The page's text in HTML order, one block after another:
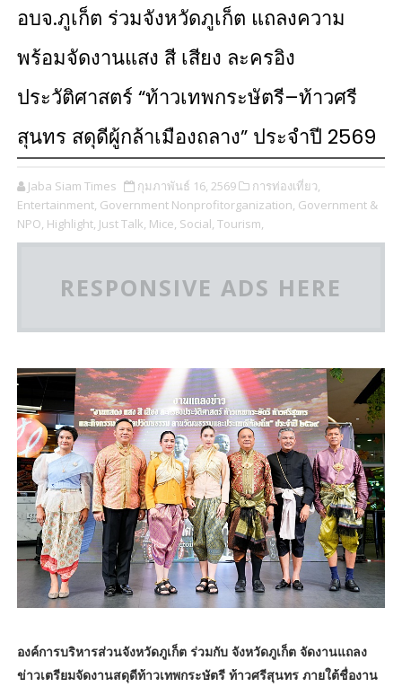
อบจ.ภูเก็ต ร่วมจังหวัดภูเก็ต แถลงความ
พร้อมจัดงานแสง สี เสียง ละครอิง
ประวัติศาสตร์ “ท้าวเทพกระษัตรี–ท้าวศรี
สุนทร สดุดีผู้กล้าเมืองถลาง” ประจำปี 2569
Jaba Siam Times กุมภาพันธ์ 16, 2569
การท่องเที่ยว,
Entertainment, Government Nonprofitorganization, Government &
NPO, Highlight, Just Talk, Mice, Social, Tourism,
RESPONSIVE ADS HERE
องค์การบริหารส่วนจังหวัดภูเก็ต ร่วมกับ จังหวัดภูเก็ต จัดงานแถลง
ข่าวเตรียมจัดงานสดุดีท้าวเทพกระษัตรี ท้าวศรีสุนทร ภายใต้ชื่องาน